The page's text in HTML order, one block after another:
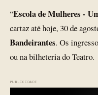
“Escola de Mulheres -
cartaz até hoje, 30 de
Bandeirantes. Os
ou na bilheteria do Teatro.
PUBLICIDADE